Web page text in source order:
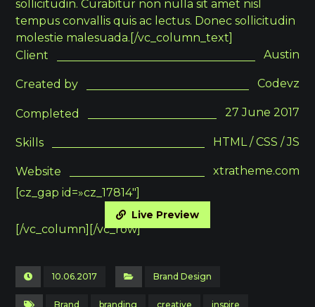
sollicitudin. Curabitur non nulla sit amet nisl
tempus convallis quis ac lectus. Donec sollicitudin
molestie malesuada.[/vc_column_text]
Client
Austin
Created by Codevz
Completed 27 June 2017
Skills HTML / CSS / JS
Website
xtratheme.com
[cz_gap id=»cz_17814″]
Live Preview
[/vc_column][/vc_row]
10.06.2017 Brand Design
Brand branding creative inspire